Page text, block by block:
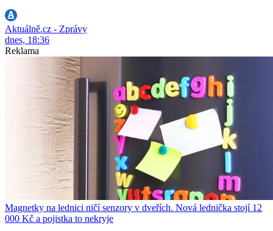
Aktuálně.cz - Zprávy
dnes, 18:36
Reklama
Magnetky na lednici ničí senzory v dveřích. Nová lednička stojí 12
000 Kč a pojistka to nekryje